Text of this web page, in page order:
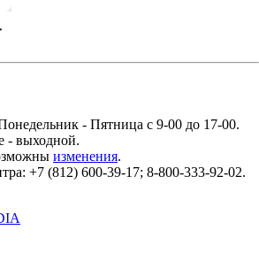
- Пятница с 9-00 до 17-00.
- выходной.
изменения.
+7 (812) 600-39-17; 8-800-333-92-02.